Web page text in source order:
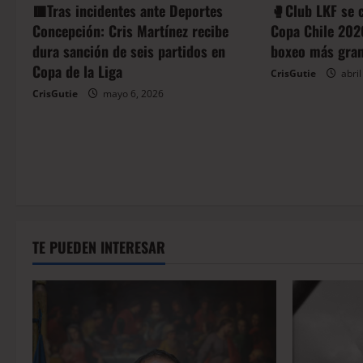
🟥Tras incidentes ante Deportes
Concepción: Cris Martínez recibe
dura sanción de seis partidos en
Copa de la Liga
CrisGutie mayo 6, 2026
🥊Club LKF
Copa Chile
boxeo más
CrisGutie
TE PUEDEN INTERESAR